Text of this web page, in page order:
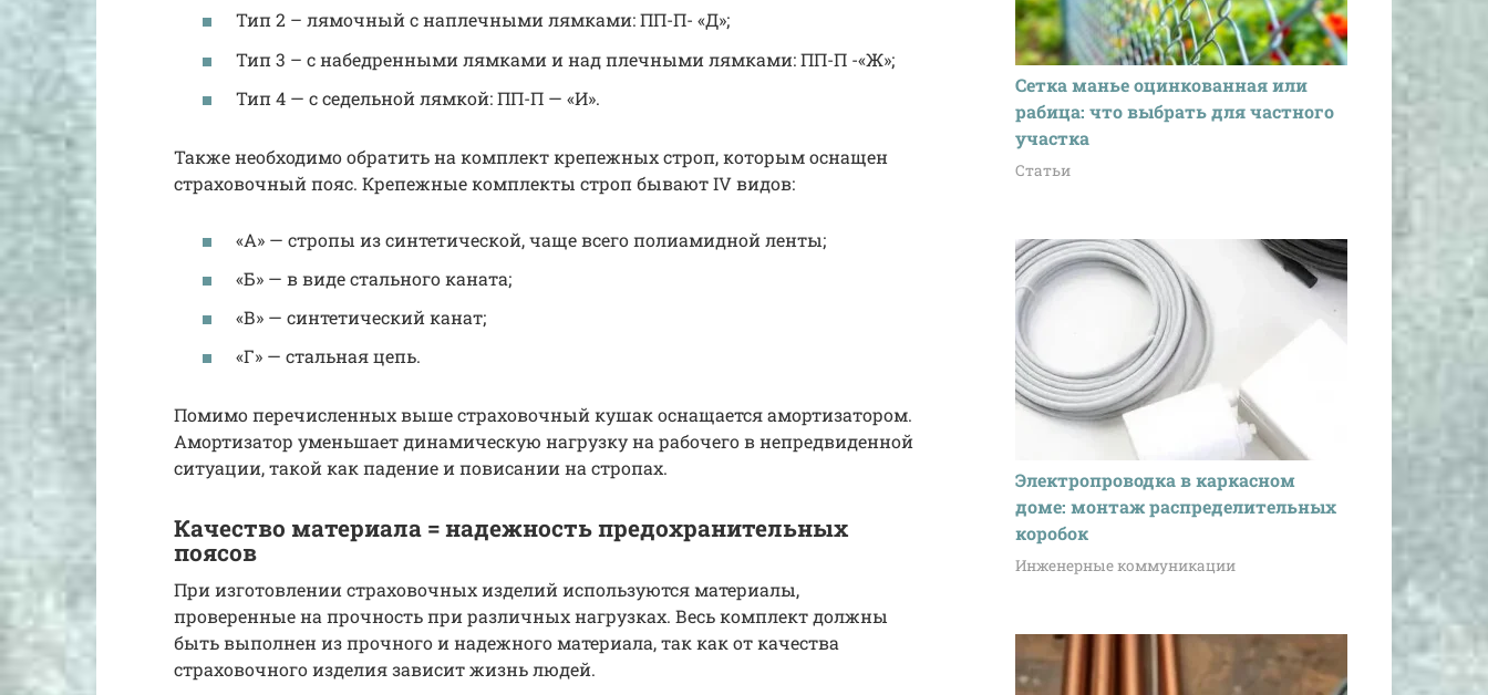
Тип 2 – лямочный с наплечными лямками: ПП-П- «Д»;
Тип 3 – с набедренными лямками и над плечными лямками: ПП-П -«Ж»;
Тип 4 — с седельной лямкой: ПП-П — «И».
Также необходимо обратить на комплект крепежных строп, которым оснащен
страховочный пояс. Крепежные комплекты строп бывают IV видов:
«А» — стропы из синтетической, чаще всего полиамидной ленты;
«Б» — в виде стального каната;
«В» — синтетический канат;
«Г» — стальная цепь.
Помимо перечисленных выше страховочный кушак оснащается амортизатором.
Амортизатор уменьшает динамическую нагрузку на рабочего в непредвиденной
ситуации, такой как падение и повисании на стропах.
Качество материала = надежность предохранительных
поясов
При изготовлении страховочных изделий используются материалы,
проверенные на прочность при различных нагрузках. Весь комплект должны
быть выполнен из прочного и надежного материала, так как от качества
страховочного изделия зависит жизнь людей.
Сетка манье оцинкованная или
рабица: что выбрать для частного
участка
Статьи
Электропроводка в каркасном
доме: монтаж распределительных
коробок
Инженерные коммуникации